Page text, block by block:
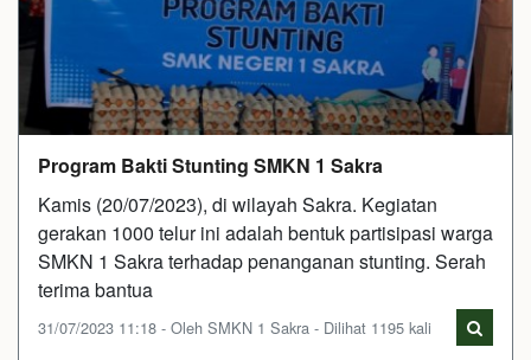
Program Bakti Stunting SMKN 1 Sakra
Kamis (20/07/2023), di wilayah Sakra. Kegiatan
gerakan 1000 telur ini adalah bentuk partisipasi warga
SMKN 1 Sakra terhadap penanganan stunting. Serah
terima bantua
31/07/2023 11:18 - Oleh SMKN 1 Sakra - Dilihat 1195 kali